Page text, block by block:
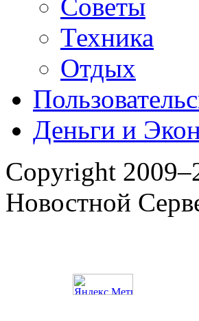
Советы
Техника
Отдых
Деньги и
Copyright
Новостной